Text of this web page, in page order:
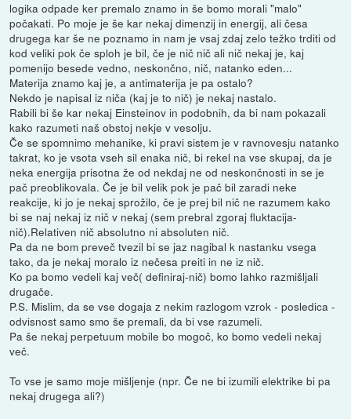
logika odpade ker premalo znamo in še bomo morali "malo"
počakati. Po moje je še kar nekaj dimenzij in energij, ali česa
drugega kar še ne poznamo in nam je vsaj zdaj zelo težko trditi od
kod veliki pok če sploh je bil, če je nič nič ali nič nekaj je, kaj
pomenijo besede vedno, neskončno, nič, natanko eden...
Materija znamo kaj je, a antimaterija je pa ostalo?
Nekdo je napisal iz niča (kaj je to nič) je nekaj nastalo.
Rabili bi še kar nekaj Einsteinov in podobnih, da bi nam pokazali
kako razumeti naš obstoj nekje v vesolju.
Če se spomnimo mehanike, ki pravi sistem je v ravnovesju natanko
takrat, ko je vsota vseh sil enaka nič, bi rekel na vse skupaj, da je
neka energija prisotna že od nekdaj ne od neskončnosti in se je
pač preoblikovala. Če je bil velik pok je pač bil zaradi neke
reakcije, ki jo je nekaj sprožilo, če je prej bil nič ne razumem kako
bi se naj nekaj iz nič v nekaj (sem prebral zgoraj fluktacija-
nič).Relativen nič absolutno ni absoluten nič.
Pa da ne bom preveč tvezil bi se jaz nagibal k nastanku vsega
tako, da je nekaj moralo iz nečesa preiti in ne iz nič.
Ko pa bomo vedeli kaj več( definiraj-nič) bomo lahko razmišljali
drugače.
P.S. Mislim, da se vse dogaja z nekim razlogom vzrok - posledica -
odvisnost samo smo še premali, da bi vse razumeli.
Pa še nekaj perpetuum mobile bo mogoč, ko bomo vedeli nekaj
več.
To vse je samo moje mišljenje (npr. Če ne bi izumili elektrike bi pa
nekaj drugega ali?)